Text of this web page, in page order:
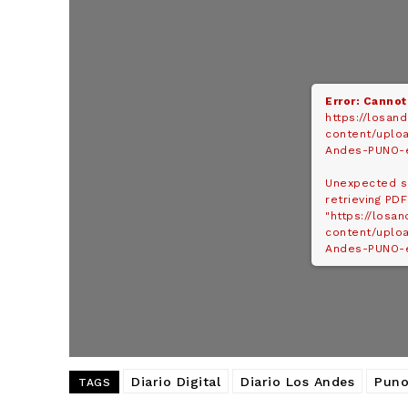
Error:
https://
content/
Andes-
Unexpected
retrieving PDF
"https://
content/
Andes-
TAGS Diario Digital Diario Los Andes Puno